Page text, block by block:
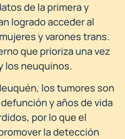
de la primera y
logrado acceder al
y varones trans.
que prioriza una vez
los neuquinos.
los tumores son
y años de vida
por lo que el
la detección